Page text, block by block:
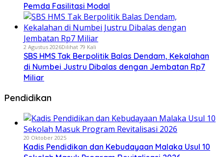
Pemda Fasilitasi Modal
2 Agustus 2026Dilihat 79 Kali
SBS HMS Tak Berpolitik Balas Dendam, Kekalahan
di Numbei Justru Dibalas dengan Jembatan Rp7
Miliar
Pendidikan
20 Oktober 2025
Kadis Pendidikan dan Kebudayaan Malaka Usul 10